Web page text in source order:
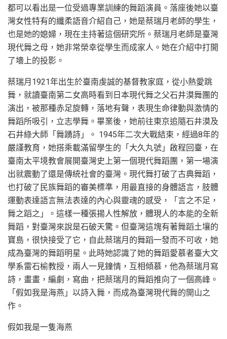
都可以看出是一位受過專業訓練的舞蹈演員。落座後她以臺
灣女性特有的纖柔語音介紹自己，她是蔡瑞月老師的學生，
也是她的媳婦，現在主持著這個研究所。蔡瑞月老師是臺灣
現代舞之母，她非常榮幸從學生而成家人。她在介紹中打開
了墻上的投影。
蔡瑞月1921年出生於臺南虔誠的基督教家庭，從小熱愛跳
舞，就讀臺南第二女高時看到日本現代舞之父石井漠舞團的
演出，被那種赤足旋轉，落地有聲，表現生命律動與激情的
舞蹈所吸引，立志學舞。畢業後，她前往東京追隨石井漠及
石井綠大師「舞踴詩」。 1945年二次大戰結束，經過8年的
嚴謹教育，她搭乘載滿留學生的「大久丸號」啟程回臺，在
臺南太平境教會展開臺灣史上第一個現代舞蹈團，第一場演
出就震動了還是傳統社會的臺灣。現代舞打破了古典舞蹈，
也打破了民族舞蹈的審美標準，用最直接的身體語言，肢體
運動表達語言無法表達的內心與靈魂的感受，「言之不足，
舞之蹈之」。這樣一種張揚人性解放，體現人的本能的全新
舞蹈，對臺灣來說是石破天驚。但臺灣這塊有著舞蹈土壤的
寶島，很快接受了它，自此蔡瑞月的舞蹈一發而不可收，她
成為臺灣的舞蹈明星。此時她認識了她的舞蹈愛慕者臺大文
學系雷石榆教授，兩人一見鐘情，互相傾慕，他為蔡瑞月寫
詩，畫畫，編劇，寫曲，把蔡瑞月的舞蹈推向了一個高峰。
「假如我是海燕」以詩入舞，而成為臺灣現代舞的開山之
作。
假如我是一隻海燕